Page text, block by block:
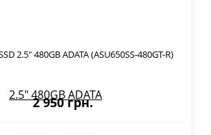
2.5" 480GB ADATA (ASU650SS-480GT-R)
2 950 грн.